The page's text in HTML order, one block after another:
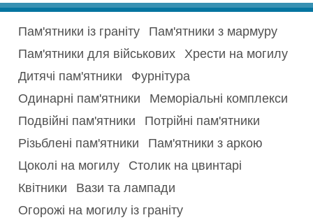
Пам'ятники із граніту
Пам'ятники з мармуру
Пам'ятники для військових
Хрести на могилу
Дитячі пам'ятники
Фурнітура
Одинарні пам'ятники
Меморіальні комплекси
Подвійні пам'ятники
Потрійні пам'ятники
Різьблені пам'ятники
Пам'ятники з аркою
Цоколі на могилу
Столик на цвинтарі
Квітники
Вази та лампади
Огорожі на могилу із граніту